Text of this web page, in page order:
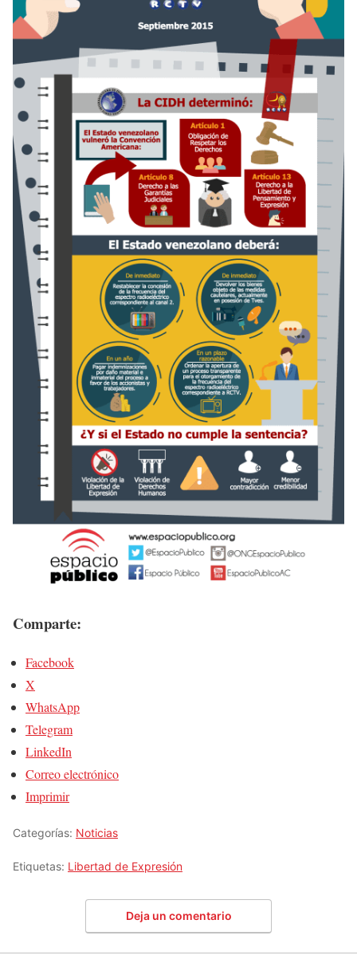
Comparte:
Facebook
X
WhatsApp
Telegram
LinkedIn
Correo electrónico
Imprimir
Categorías: Noticias
Etiquetas: Libertad de Expresión
Deja un comentario